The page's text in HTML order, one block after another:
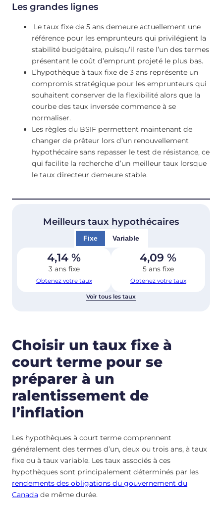
Les grandes lignes
Le taux fixe de 5 ans demeure actuellement une
référence pour les emprunteurs qui privilégient la
stabilité budgétaire, puisqu’il reste l’un des termes
présentant le coût d’emprunt projeté le plus bas.
L’hypothèque à taux fixe de 3 ans représente un
compromis stratégique pour les emprunteurs qui
souhaitent conserver de la flexibilité alors que la
courbe des taux inversée commence à se
normaliser.
Les règles du BSIF permettent maintenant de
changer de prêteur lors d’un renouvellement
hypothécaire sans repasser le test de résistance, ce
qui facilite la recherche d’un meilleur taux lorsque
le taux directeur demeure stable.
Meilleurs taux hypothécaires
Fixe Variable
4,14 %
3 ans fixe
Obtenez votre taux
4,09 %
5 ans fixe
Obtenez votre taux
Voir tous les taux
Choisir un taux fixe à
court terme pour se
préparer à un
ralentissement de
l’inflation
Les hypothèques à court terme comprennent
généralement des termes d’un, deux ou trois ans, à taux
fixe ou à taux variable. Les taux associés à ces
hypothèques sont principalement déterminés par les
rendements des obligations du gouvernement du
Canada de même durée.